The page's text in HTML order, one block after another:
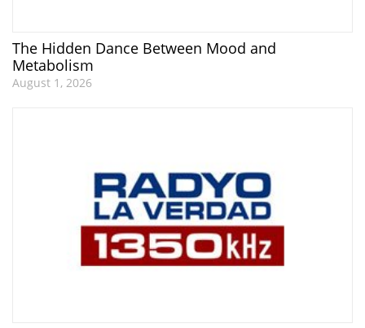
The Hidden Dance Between Mood and
Metabolism
August 1, 2026